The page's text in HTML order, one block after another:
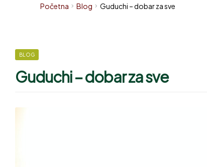
Početna Blog Guduchi – dobar za sve
BLOG
Guduchi – dobar za sve